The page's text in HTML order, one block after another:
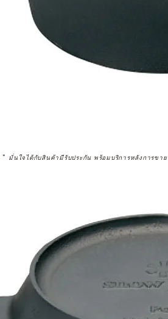
* มั่นใจได้กับสินค้ามีรับประกัน พร้อมบริการหลังการขาย